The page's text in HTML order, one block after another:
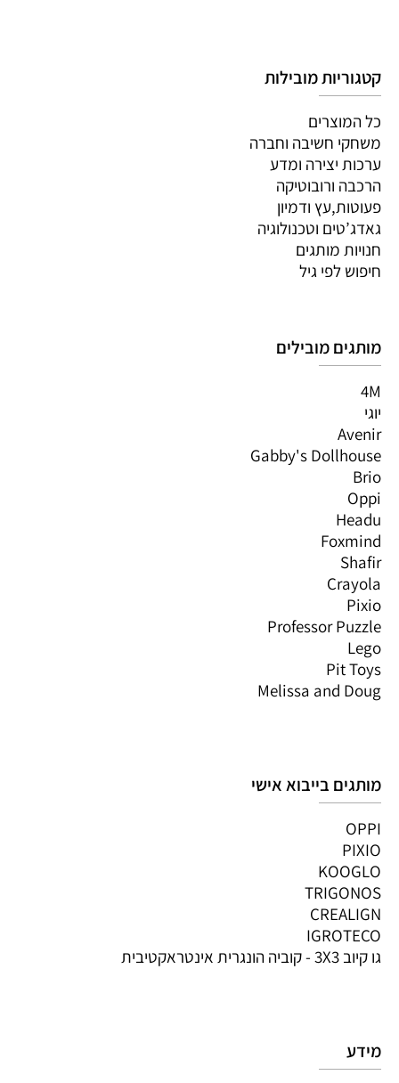
קטגוריות מובילות
כל המוצרים
משחקי חשיבה וחברה
ערכות יצירה ומדע
הרכבה ורובוטיקה
פעוטות,עץ ודמיון
גאדג’טים וטכנולוגיה
חנויות מותגים
חיפוש לפי גיל
מותגים מובילים
4M
יוגי
Avenir
Gabby's Dollhouse
Brio
Oppi
Headu
Foxmind
Shafir
Crayola
Pixio
Professor Puzzle
Lego
Pit Toys
Melissa and Doug
מותגים בייבוא אישי
OPPI
PIXIO
KOOGLO
TRIGONOS
CREALIGN
IGROTECO
גו קיוב 3X3 - קוביה הונגרית אינטראקטיבית
מידע